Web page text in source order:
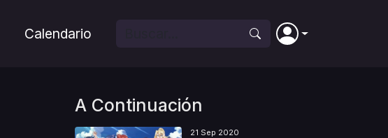
Calendario
A Continuación
21 Sep 2020